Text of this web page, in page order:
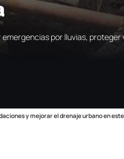
por lluvias,
y mejorar el drenaje urbano en